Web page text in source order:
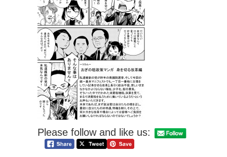
Please follow and like us: